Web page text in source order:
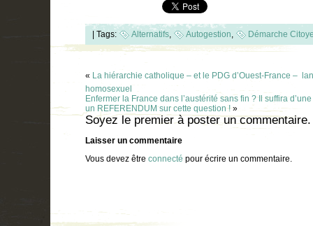
| Tags: Alternatifs Autogestion Démarche
« La hiérarchie catholique – et le PDG d’Ouest-France – 
homosexuel
Enfermer la France dans l’austérité sans fin ? Il suffira
un REFERENDUM sur cette question !»
Soyez le premier à poster un commentaire.
Laisser un commentaire
Vous devez être connecté pour écrire un commentaire.